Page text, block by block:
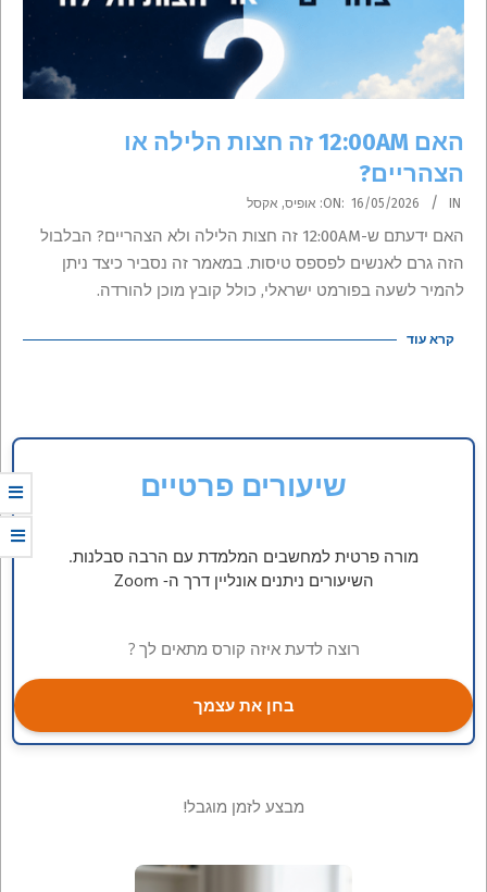
האם 12:00AM זה חצות הלילה או
הצהריים?
2026-
05-
16
ON: 16/05/2026 IN: אופיס, אקסל
האם ידעתם ש-12:00AM זה חצות הלילה ולא הצהריים? הבלבול
הזה גרם לאנשים לפספס טיסות. במאמר זה נסביר כיצד ניתן
להמיר לשעה בפורמט ישראלי, כולל קובץ מוכן להורדה.
קרא עוד
שיעורים פרטיים
מורה פרטית למחשבים המלמדת עם הרבה סבלנות.
השיעורים ניתנים אונליין דרך ה- Zoom
רוצה לדעת איזה קורס מתאים לך ?
בחן את עצמך
מבצע לזמן מוגבל!